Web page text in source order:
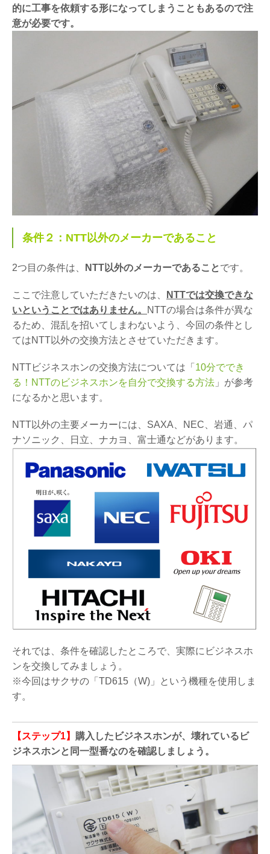
的に工事を依頼する形になってしまうこともあるので注
意が必要です。
条件２：NTT以外のメーカーであること
2つ目の条件は、 NTT以外のメーカーであることです。
ここで注意していただきたいのは、
NTTでは交換できな
いということではありません。
NTTの場合は条件が異な
るため、混乱を招いてしまわないよう、今回の条件とし
てはNTT以外の交換方法とさせていただきます。
NTTビジネスホンの交換方法については「 10分ででき
る！NTTのビジネスホンを自分で交換する方法 」が参考
になるかと思います。
NTT以外の主要メーカーには、SAXA、NEC、岩通、パ
ナソニック、日立、ナカヨ、富士通などがあります。
それでは、条件を確認したところで、実際にビジネスホ
ンを交換してみましょう。
※今回はサクサの「TD615（W)」という機種を使用しま
す。
【ステップ1】 購入したビジネスホンが、壊れているビ
ジネスホンと同一型番なのを確認しましょう。